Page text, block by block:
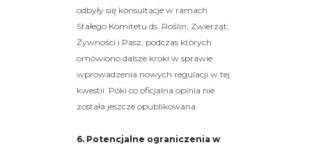
odbyły się konsultacje w ramach
Stałego Komitetu ds. Roślin, Zwierząt,
Żywności i Pasz, podczas których
omówiono dalsze kroki w sprawie
wprowadzenia nowych regulacji w tej
kwestii. Póki co oficjalna opinia nie
została jeszcze opublikowana.
6. Potencjalne ograniczenia w